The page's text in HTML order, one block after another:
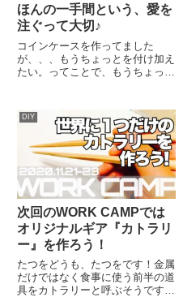
ほんの一手間という、愛を
注ぐって大切♪
コインケースを作ってました
が、、、もうちょっとを付け加え
たい。ってことで、もうちょっと
てやつの力です。なんかすごいな
ぁ〜♪ちょっとだけ塗り込んだ
ら、この溝みたいなやつでコシコ
シと。...
DIY
次回のWORK CAMPでは
オリジナルギア『カトラリ
ー』を作ろう！
たつをどうも、たつをです！金属
だけではなく食事に使う前半の道
具をカトラリーと呼ぶそうですど